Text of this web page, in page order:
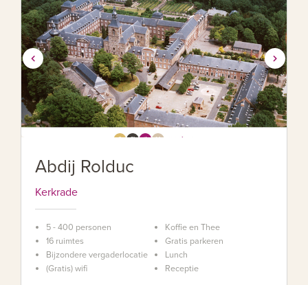
Abdij Rolduc
Kerkrade
5 - 400 personen
16 ruimtes
Bijzondere vergaderlocatie
(Gratis) wifi
Koffie en Thee
Gratis parkeren
Lunch
Receptie